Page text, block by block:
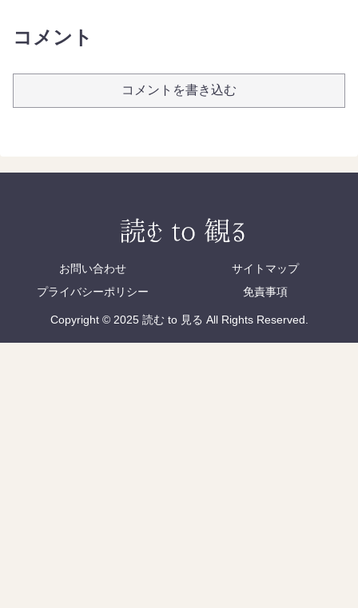
コメント
コメントを書き込む
お問い合わせ
サイトマップ
プライバシーポリシー
免責事項
Copyright © 2025 読む to 見る All Rights Reserved.